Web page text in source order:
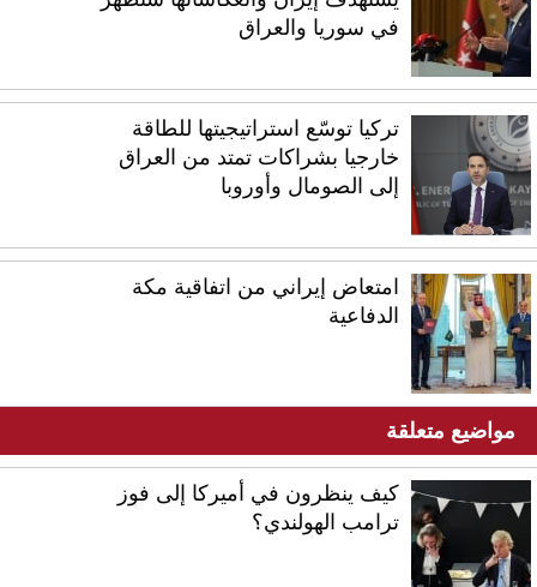
في سوريا والعراق
تركيا توسّع استراتيجيتها للطاقة
خارجيا بشراكات تمتد من العراق
إلى الصومال وأوروبا
امتعاض إيراني من اتفاقية مكة
الدفاعية
مواضيع متعلقة
كيف ينظرون في أميركا إلى فوز
ترامب الهولندي؟